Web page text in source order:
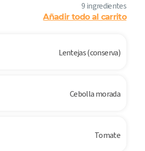
9 ingredientes
Añadir todo al carrito
Lentejas (conserva)
Cebolla morada
Tomate